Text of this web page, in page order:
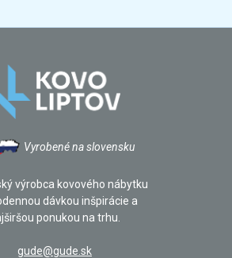
Vyrobené na slovensku
výrobca kovového nábytku
dávkou inšpirácie a
ponukou na trhu.
gude@gude.sk